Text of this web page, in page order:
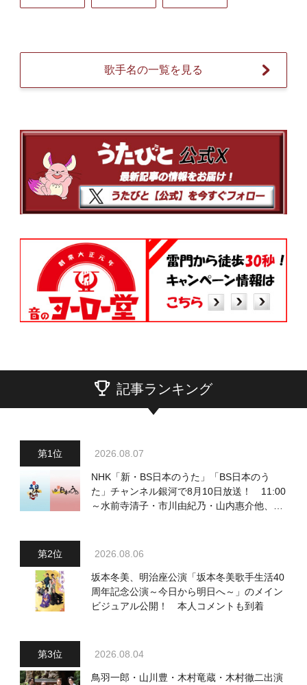
歌手名の一覧を見る
記事ランキング
2026.08.07
NHK「新・BS日本のうた」「BS日本のう
た」チャンネル銀河で8月10日放送！ 11:00
～水前寺清子・市川由紀乃・山内惠介他、
2026.08.06
坂本冬美、明治座公演「坂本冬美歌手生活40
周年記念公演～今日から明日へ～」のメイン
ビジュアル公開！ 本人コメントも到着
2026.08.04
鳥羽一郎・山川豊・木村竜蔵・木村徹二出演